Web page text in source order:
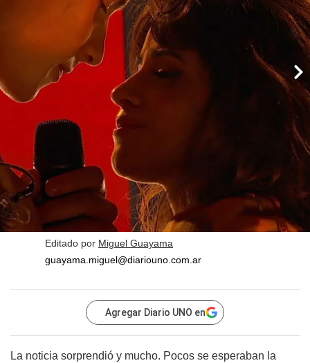
Editado por Miguel Guayama
guayama.miguel@diariouno.com.ar
Agregar Diario UNO en
La noticia sorprendió y mucho. Pocos se esperaban la